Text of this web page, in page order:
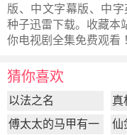
版、中文字幕版、中
种子迅雷下载。收藏本
你电视剧全集免费观看
猜你喜欢
以法之名 真
傅太太的马甲有一
仙